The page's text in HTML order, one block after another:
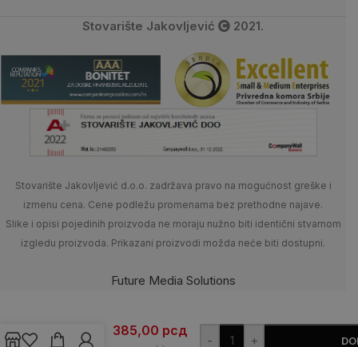
Stovarište Jakovljević 2021.
Stovarište Jakovljević d.o.o. zadržava pravo na mogućnost greške i
izmenu cena. Cene podležu promenama bez prethodne najave.
Slike i opisi pojedinih proizvoda ne moraju nužno biti identični stvarnom
izgledu proizvoda. Prikazani proizvodi možda neće biti dostupni.
Future Media Solutions
Blok 15 –
385,00 рсд
- +